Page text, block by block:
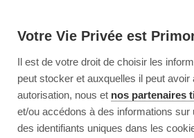
Votre Vie Privée est
Il est de votre droit de choisir les
peut stocker et auxquelles il peut
autorisation, nous et nos partenaires
et/ou accédons à des informations sur
des identifiants uniques dans les